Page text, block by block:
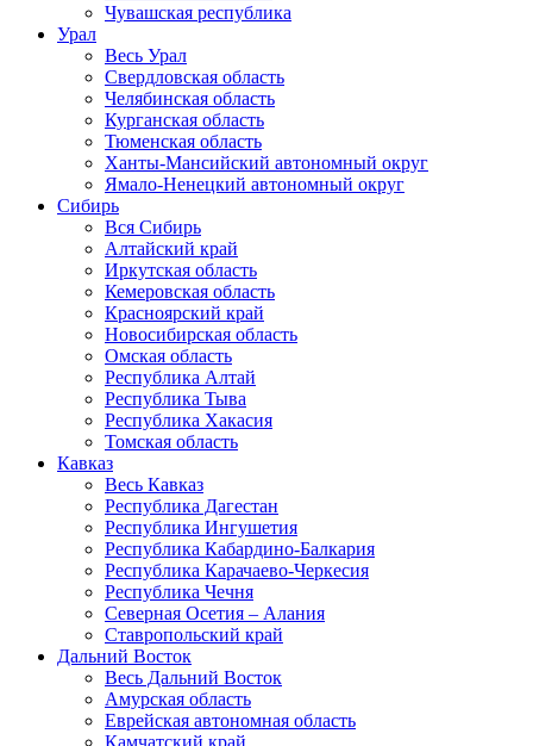
Чувашская республика
Урал
Весь Урал
Свердловская область
Челябинская область
Курганская область
Тюменская область
Ханты-Мансийский автономный округ
Ямало-Ненецкий автономный округ
Сибирь
Вся Сибирь
Алтайский край
Иркутская область
Кемеровская область
Красноярский край
Новосибирская область
Омская область
Республика Алтай
Республика Тыва
Республика Хакасия
Томская область
Кавказ
Весь Кавказ
Республика Дагестан
Республика Ингушетия
Республика Кабардино-Балкария
Республика Карачаево-Черкесия
Республика Чечня
Северная Осетия – Алания
Ставропольский край
Дальний Восток
Весь Дальний Восток
Амурская область
Еврейская автономная область
Камчатский край